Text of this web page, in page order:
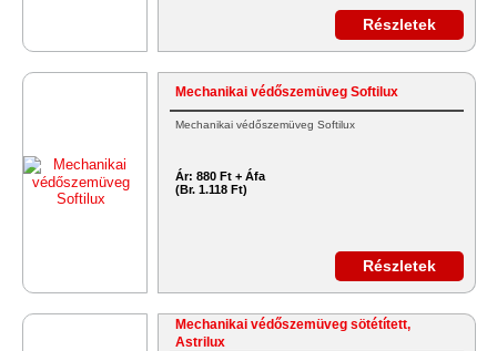
Részletek
Mechanikai védőszemüveg Softilux
Mechanikai védőszemüveg Softilux
Ár: 880 Ft + Áfa
(Br. 1.118 Ft)
Részletek
Mechanikai védőszemüveg sötétített,
Astrilux